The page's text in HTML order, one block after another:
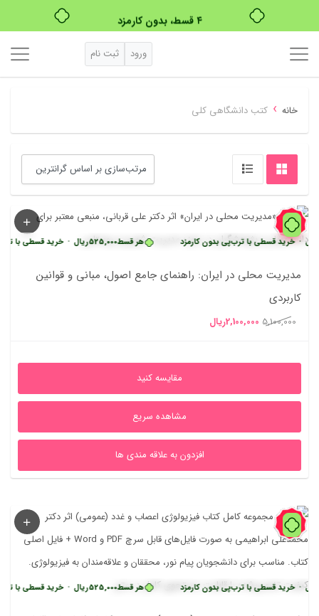
بدون ضامن، بدون سود
خرید قسطی با ترب‌پی
ورود ثبت نام
خانه › کتب دانشگاهی کلی
59%
هر قسط 525,000ریال • خرید قسطی با ترب‌پی بدون با ترب‌پی بدون کارمزد
مدیریت محلی در ایران: راهنمای جامع اصول، مبانی و قوانین
کاربردی
5,100,000 قیمت
5,100,000ریال
2,100,000ریال
2,100,000ریال
مقایسه کنید
مشاهده سریع
افزدون به علاقه مندی ها
59%
هر قسط 525,000ریال • خرید قسطی با ترب‌پی بدون با ترب‌پی بدون کارمزد